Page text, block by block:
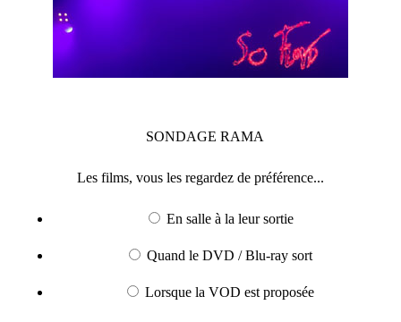
SONDAGE RAMA
Les films, vous les regardez de préférence...
En salle à la leur sortie
Quand le DVD / Blu-ray sort
Lorsque la VOD est proposée